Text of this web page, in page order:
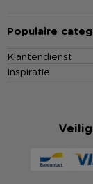
Populaire
Klantendienst
Inspiratie